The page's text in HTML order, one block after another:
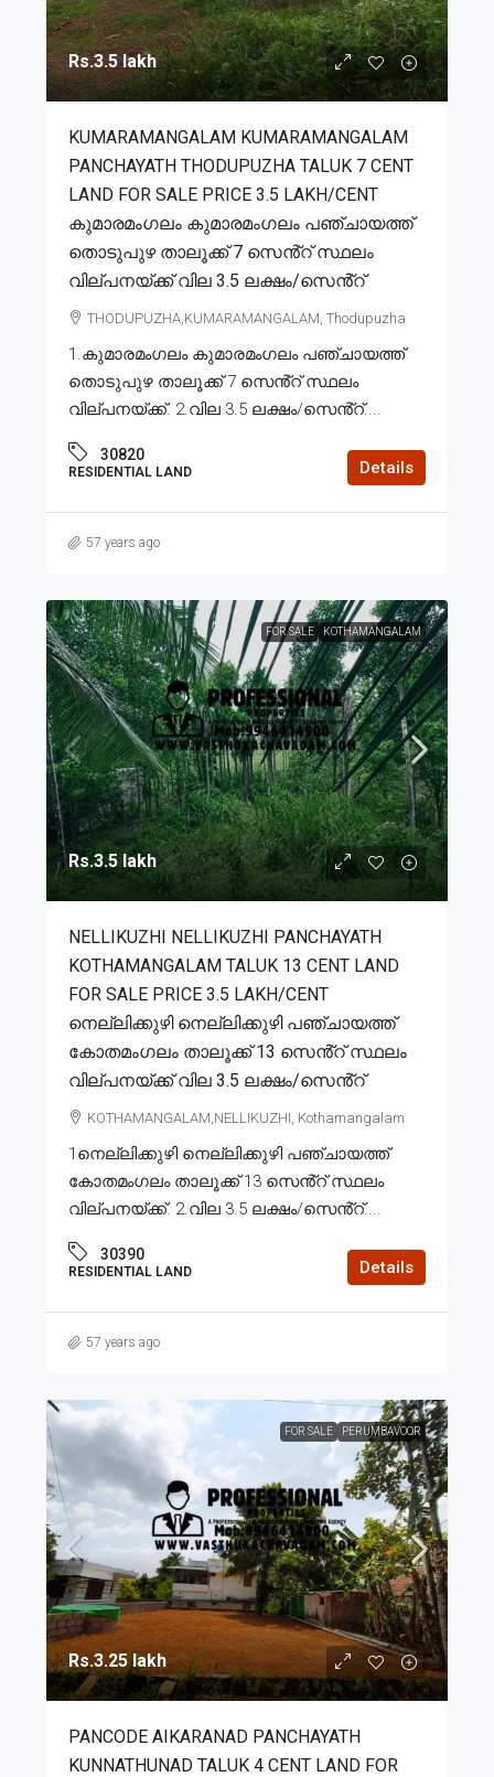
Rs.3.5 lakh
KUMARAMANGALAM KUMARAMANGALAM
PANCHAYATH THODUPUZHA TALUK 7 CENT
LAND FOR SALE PRICE 3.5 LAKH/CENT
കുമാരമംഗലം കുമാരമംഗലം പഞ്ചായത്ത്
തൊടുപുഴ താലൂക്ക് 7 സെൻ്റ് സ്ഥലം
വില്പനയ്ക്ക് വില 3.5 ലക്ഷം/സെൻ്റ്
THODUPUZHA,KUMARAMANGALAM, Thodupuzha
1.കുമാരമംഗലം കുമാരമംഗലം പഞ്ചായത്ത്
തൊടുപുഴ താലൂക്ക് 7 സെൻ്റ് സ്ഥലം
വില്പനയ്ക്ക്. 2.വില 3.5 ലക്ഷം/സെൻ്റ്....
30820
RESIDENTIAL LAND Details
57 years ago
FOR SALE KOTHAMANGALAM
Rs.3.5 lakh
NELLIKUZHI NELLIKUZHI PANCHAYATH
KOTHAMANGALAM TALUK 13 CENT LAND
FOR SALE PRICE 3.5 LAKH/CENT
നെല്ലിക്കുഴി നെല്ലിക്കുഴി പഞ്ചായത്ത്
കോതമംഗലം താലൂക്ക് 13 സെൻ്റ് സ്ഥലം
വില്പനയ്ക്ക് വില 3.5 ലക്ഷം/സെൻ്റ്
KOTHAMANGALAM,NELLIKUZHI, Kothamangalam
1നെല്ലിക്കുഴി നെല്ലിക്കുഴി പഞ്ചായത്ത്
കോതമംഗലം താലൂക്ക് 13 സെൻ്റ് സ്ഥലം
വില്പനയ്ക്ക്. 2.വില 3.5 ലക്ഷം/സെൻ്റ്....
30390
RESIDENTIAL LAND Details
57 years ago
FOR SALE PERUMBAVOOR
Rs.3.25 lakh
PANCODE AIKARANAD PANCHAYATH
KUNNATHUNAD TALUK 4 CENT LAND FOR